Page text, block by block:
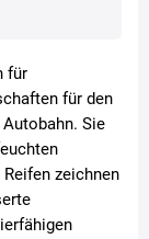
für
für den
Sie
zeichnen